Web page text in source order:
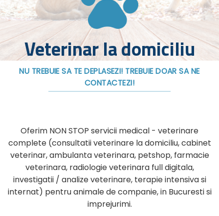
Veterinar la domiciliu
NU TREBUIE SA TE DEPLASEZI! TREBUIE DOAR SA NE
CONTACTEZI!
Oferim NON STOP servicii medical - veterinare
complete (consultatii veterinare la domiciliu, cabinet
veterinar, ambulanta veterinara, petshop, farmacie
veterinara, radiologie veterinara full digitala,
investigatii / analize veterinare, terapie intensiva si
internat) pentru animale de companie, in Bucuresti si
imprejurimi.